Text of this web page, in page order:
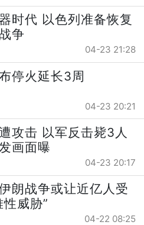
时代 以色列准备恢复
争
04-23 21:28
停火延长3周
04-23 20:21
攻击 以军反击毙3人
画面曝
04-23 20:17
朗战争或让近亿人受
性威胁”
04-22 08:25